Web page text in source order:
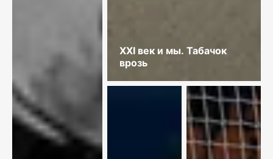
XXI век и мы. Табачок
врозь